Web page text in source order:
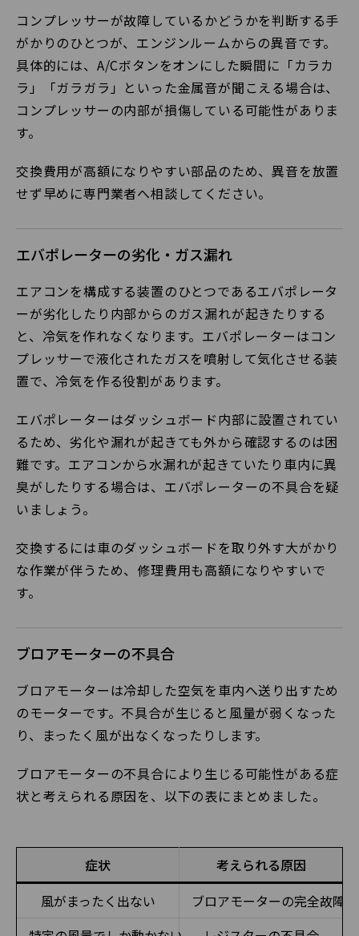
コンプレッサーが故障しているかどうかを判断する手
がかりのひとつが、エンジンルームからの異音です。
具体的には、A/Cボタンをオンにした瞬間に「カラカ
ラ」「ガラガラ」といった金属音が聞こえる場合は、
コンプレッサーの内部が損傷している可能性がありま
す。
交換費用が高額になりやすい部品のため、異音を放置
せず早めに専門業者へ相談してください。
エバポレーターの劣化・ガス漏れ
エアコンを構成する装置のひとつであるエバポレータ
ーが劣化したり内部からのガス漏れが起きたりする
と、冷気を作れなくなります。エバポレーターはコン
プレッサーで液化されたガスを噴射して気化させる装
置で、冷気を作る役割があります。
エバポレーターはダッシュボード内部に設置されてい
るため、劣化や漏れが起きても外から確認するのは困
難です。エアコンから水漏れが起きていたり車内に異
臭がしたりする場合は、エバポレーターの不具合を疑
いましょう。
交換するには車のダッシュボードを取り外す大がかり
な作業が伴うため、修理費用も高額になりやすいで
す。
ブロアモーターの不具合
ブロアモーターは冷却した空気を車内へ送り出すため
のモーターです。不具合が生じると風量が弱くなった
り、まったく風が出なくなったりします。
ブロアモーターの不具合により生じる可能性がある症
状と考えられる原因を、以下の表にまとめました。
症状
考えられる原因
風がまったく出ない
ブロアモーターの完全故障